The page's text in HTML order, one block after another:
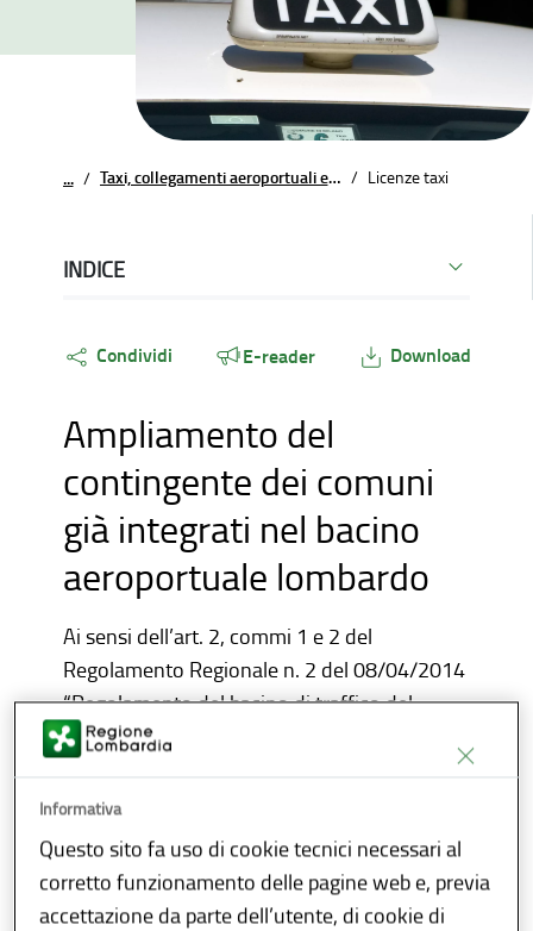
... / Taxi, collegamenti aeroportuali e noleggio / Licenze taxi
INDICE
Condividi E-reader Download
Ampliamento del
contingente dei comuni
già integrati nel bacino
aeroportuale lombardo
Ai sensi dell’art. 2, commi 1 e 2 del
Regolamento Regionale n. 2 del 08/04/2014
“Regolamento del bacino di traffico del
sistema aeroportuale lombardo del servizio
presentare, alla Giunta Regionale, istanza di
ampliamento del proprio contingente di
licenze taxi che dia conto dei seguenti
elementi riguardanti l’intero bacino:
Informativa
Questo sito fa uso di cookie tecnici necessari al
corretto funzionamento delle pagine web e, previa
accettazione da parte dell’utente, di cookie di